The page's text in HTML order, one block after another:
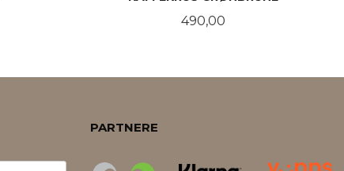
Pris
490,00
PARTNERE